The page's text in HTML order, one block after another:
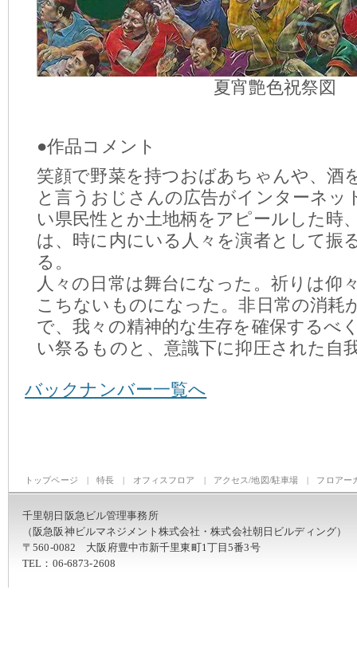
夏宵艶色祝祭図
●作品コメント
笑顔で野菜を持つおばあちゃんや、酒
と言うおじさんの広告がインターネッ
い県民性とか土地柄をアピールした時
は、時に内にいる人々を演者として振
る。
人々の日常は舞台になった。祈りは仰
こちないものになった。非日常の消耗
で、我々の精神的な生存を確保するべ
い祭るものと、意識下に抑圧された自
バックナンバー一覧へ
トップページ | 特長 | オフィスフロア | アクセス/地図/駐車場 | フロアー
千里朝日阪急ビル管理事務所
（阪急阪神ビルマネジメント株式会社・株式会社朝日ビルディング）
〒560-0082 大阪府豊中市新千里東町1丁目5番3号
TEL：06-6873-2608